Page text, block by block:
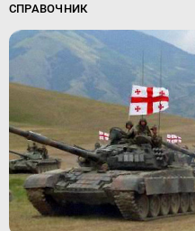
СПРАВОЧНИК